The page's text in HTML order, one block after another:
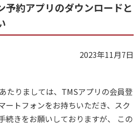
予約アプリのダウンロードと
2023年11月7日
たりましては、TMSアプリの会員登
ートフォンをお持ちいただき、スク
続きをお願いしておりますが、 この